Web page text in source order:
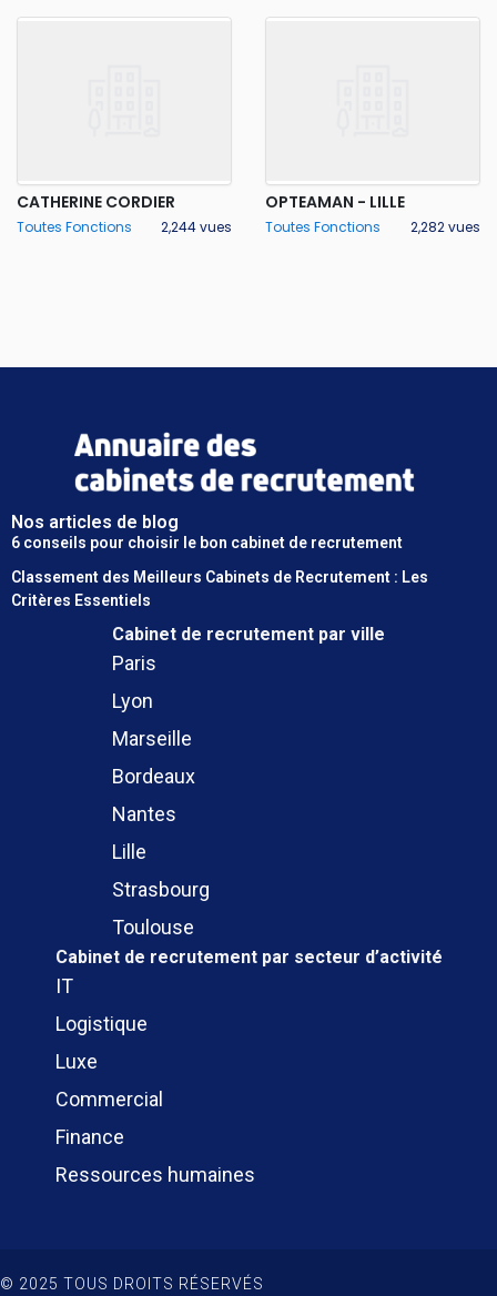
CATHERINE CORDIER
Toutes Fonctions 2,244 vues
OPTEAMAN - LILLE
Toutes Fonctions 2,282 vues
Nos articles de blog
6 conseils pour choisir le bon cabinet de recrutement
Classement des Meilleurs Cabinets de Recrutement : Les
Critères Essentiels
Cabinet de recrutement par ville
Paris
Lyon
Marseille
Bordeaux
Nantes
Lille
Strasbourg
Toulouse
Cabinet de recrutement par secteur d’activité
IT
Logistique
Luxe
Commercial
Finance
Ressources humaines
© 2025 TOUS DROITS RÉSERVÉS